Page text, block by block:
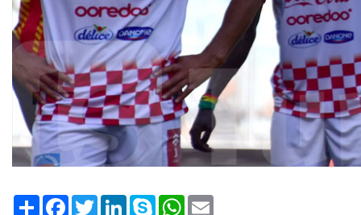
Share FacebookTwitterLinkedInSkype WhatsApp